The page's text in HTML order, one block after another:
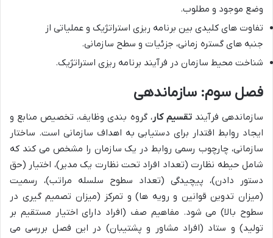
وضع موجود و مطلوب.
تفاوت های کلیدی بین برنامه ریزی استراتژیک و عملیاتی از
جنبه های گستره زمانی، جزئیات و سطح سازمانی.
شناخت محیط سازمان در فرآیند برنامه ریزی استراتژیک.
فصل سوم: سازماندهی
سازماندهی فرآیندتقسیم کار، گروه بندی وظایف، تخصیص منابع و
ایجاد روابط اقتدار برای دستیابی به اهداف سازمانی است. ساختار
سازمانی، چارچوب رسمی روابط در یک سازمان را مشخص می کند که
شامل حیطه نظارت (تعداد افراد تحت نظارت یک مدیر)، اختیار (حق
دستور دادن)، پیچیدگی (تعداد سطوح سلسله مراتب)، رسمیت
(میزان تدوین قوانین و رویه ها) و تمرکز (میزان تصمیم گیری در
سطوح بالا) می شود. مفاهیم صف (افراد دارای اختیار مستقیم بر
تولید) و ستاد (افراد مشاور و پشتیبان) در این فصل بررسی می